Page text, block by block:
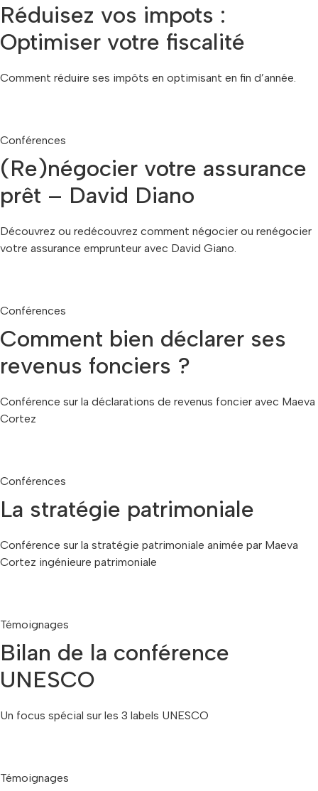
Réduisez vos impots :
Optimiser votre fiscalité
Comment réduire ses impôts en optimisant en fin d’année.
Conférences
(Re)négocier votre assurance
prêt – David Diano
Découvrez ou redécouvrez comment négocier ou renégocier
votre assurance emprunteur avec David Giano.
Conférences
Comment bien déclarer ses
revenus fonciers ?
Conférence sur la déclarations de revenus foncier avec Maeva
Cortez
Conférences
La stratégie patrimoniale
Conférence sur la stratégie patrimoniale animée par Maeva
Cortez ingénieure patrimoniale
Témoignages
Bilan de la conférence
UNESCO
Un focus spécial sur les 3 labels UNESCO
Témoignages